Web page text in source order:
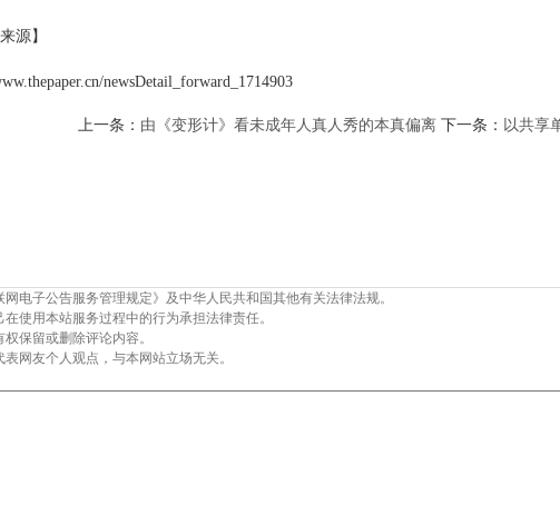
源】
newsDetail_forward_1714903
上一条： 由《变形计》看未成年人真人秀的本真偏离 下一条： 以共享
网电子公告服务管理规定》及中华人民共和国其他有关法律法规。
在使用本站服务过程中的行为承担法律责任。
保留或删除评论内容。
网友个人观点，与本网站立场无关。